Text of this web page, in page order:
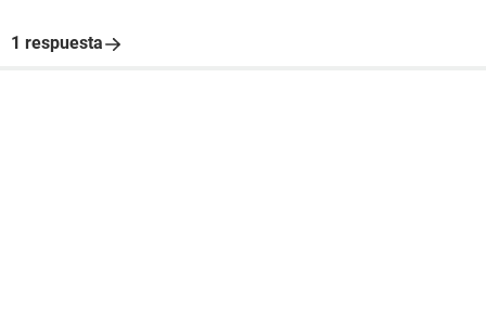
1 respuesta